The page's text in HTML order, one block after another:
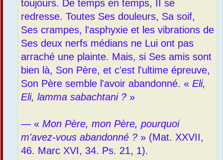
toujours. De temps en temps, II se
redresse. Toutes Ses douleurs, Sa soif,
Ses crampes, l'asphyxie et les vibrations de
Ses deux nerfs médians ne Lui ont pas
arraché une plainte. Mais, si Ses amis sont
bien là, Son Père, et c'est l'ultime épreuve,
Son Père semble l'avoir abandonné. « Eli,
Eli, lamma sabachtani ? »
— « Mon Père, mon Père, pourquoi
m'avez-vous abandonné ? » (Mat. XXVII,
46. Marc XVI, 34. Ps. 21, 1).